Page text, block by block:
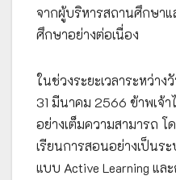
จากผู้บริหารสถานศึกษา
ศึกษาอย่างต่อเนื่อง
ในช่วงระยะเวลาระหว่า
31 มีนาคม 2566 ข้าพเจ้
อย่างเต็มความสามารถ
เรียนการสอนอย่างเป็นร
แบบ Active Learning แล